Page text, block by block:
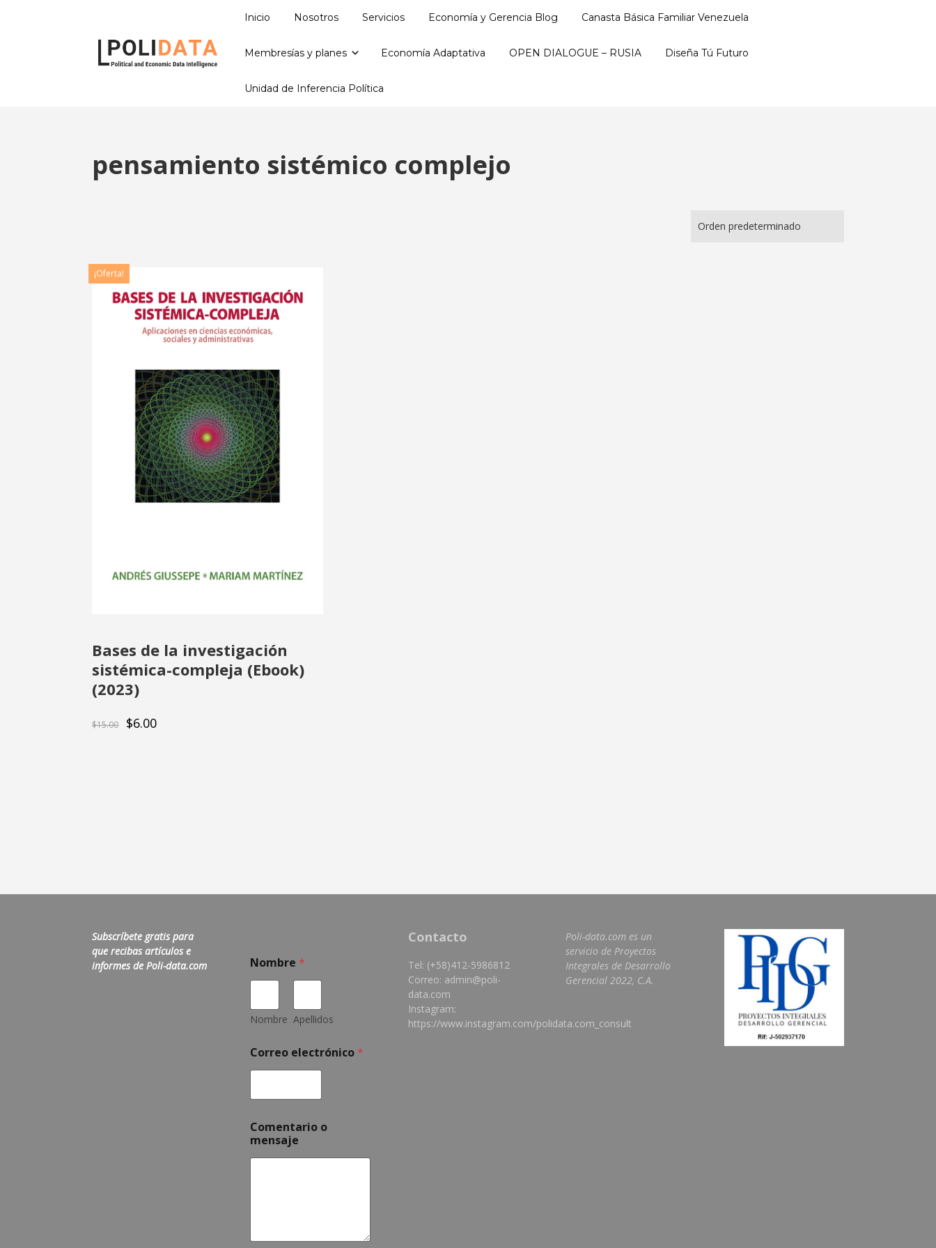
Inicio Nosotros Servicios Economía y Gerencia Blog Canasta Básica Familiar Venezuela
Membresías y planes Economía Adaptativa OPEN DIALOGUE – RUSIA Diseña Tú Futuro
Unidad de Inferencia Política
pensamiento sistémico complejo
¡Oferta!
Bases de la investigación
sistémica-compleja (Ebook)
(2023)
$15.00
El
$6.00El
Subscríbete gratis para
que recibas artículos e
informes de Poli-data.com
Nombre *
Nombre Apellidos
Correo electrónico *
o
m
e
Comentario o
mensaje
Contacto
Tel: (+58)412-5986812
Correo: admin@poli-
data.com
Instagram:
https://www.instagram.com/polidata.com_consult
Poli-data.com es un
servicio de Proyectos
Integrales de Desarrollo
Gerencial 2022, C.A.